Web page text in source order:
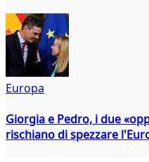
Europa
Giorgia e Pedro, i due
rischiano di spezzare